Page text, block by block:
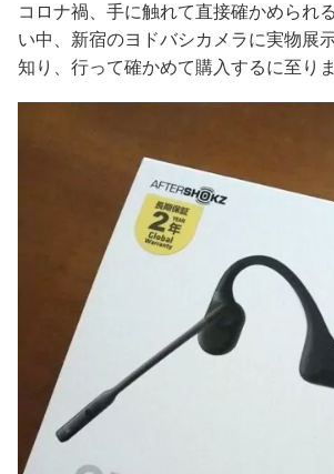
コロナ禍、手に触れて直接確かめられ
い中、新宿のヨドバシカメラに実物展
知り、行って確かめて購入するに至りま